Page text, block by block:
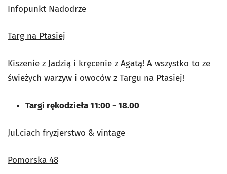
Infopunkt Nadodrze
Targ na Ptasiej
Kiszenie z Jadzią i kręcenie z Agatą! A wszystko to ze
świeżych warzyw i owoców z Targu na Ptasiej!
Targi rękodzieła 11:00 - 18.00
Jul.ciach fryzjerstwo & vintage
Pomorska 48